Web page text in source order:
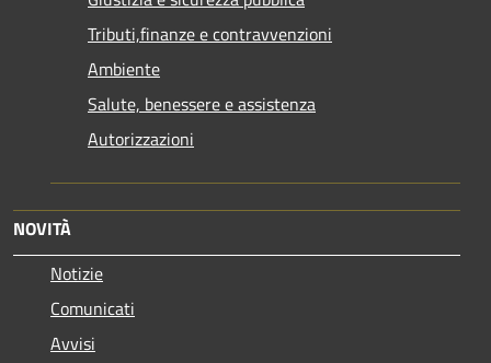
Tributi,finanze e contravvenzioni
Ambiente
Salute, benessere e assistenza
Autorizzazioni
NOVITÀ
Notizie
Comunicati
Avvisi